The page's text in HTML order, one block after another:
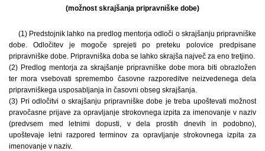
(možnost skrajšanja pripravniške dobe)
(1) Predstojnik lahko na predlog mentorja odloči o skrajšanju pripravniške
dobe. Odločitev je mogoče sprejeti po preteku polovice predpisane
pripravniške dobe. Pripravniška doba se lahko skrajša največ za eno tretjino.
(2) Predlog mentorja za skrajšanje pripravniške dobe mora biti obrazložen
ter mora vsebovati spremembo časovne razporeditve neizvedenega dela
pripravniškega usposabljanja in časovni obseg skrajšanja.
(3) Pri odločitvi o skrajšanju pripravniške dobe je treba upoštevati možnost
pravočasne prijave za opravljanje strokovnega izpita za imenovanje v naziv
(predvsem med letnimi dopusti, v dela prostih dnevih in podobno),
upoštevaje letni razpored terminov za opravljanje strokovnega izpita za
imenovanje v naziv.